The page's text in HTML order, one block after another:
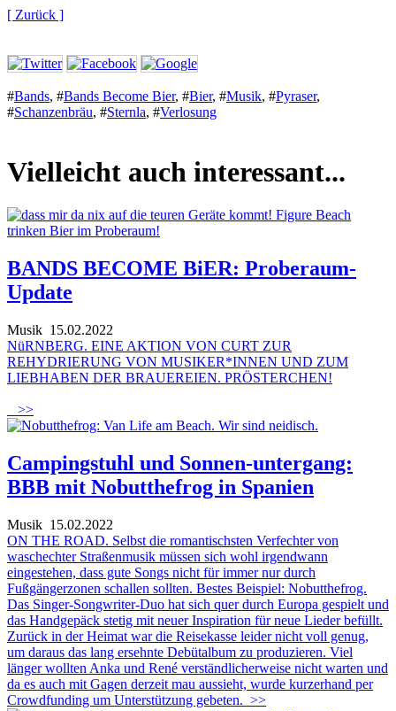
[ Zurück ]
#Bands, #Bands Become Bier, #Bier, #Musik, #Pyraser,
#Schanzenbräu, #Sternla, #Verlosung
Vielleicht auch interessant...
BANDS BECOME BiER: Proberaum-
Update
Musik 15.02.2022
NüRNBERG. EINE AKTION VON CURT ZUR
REHYDRIERUNG VON MUSIKER*INNEN UND ZUM
LIEBHABEN DER BRAUEREIEN. PRÖSTERCHEN!
>>
Campingstuhl und Sonnen-untergang:
BBB mit Nobutthefrog in Spanien
Musik 15.02.2022
ON THE ROAD. Selbst die romantischsten Verfechter von
waschechter Straßenmusik müssen sich wohl irgendwann
eingestehen, dass gute Songs nicht für immer nur durch
Fußgängerzonen schallen sollten. Bestes Beispiel: Nobutthefrog.
Das Singer-Songwriter-Duo hat sich quer durch Europa gespielt und
das Handgepäck stetig mit neuer Inspiration für neue Lieder befüllt.
Zurück in der Heimat war die Reisekasse leider nicht voll genug,
um daraus das lang ersehnte Debütalbum zu produzieren. Viel
länger wollten Anka und René verständlicherweise nicht warten und
da es auch mit Gagen derzeit mau aussieht, wurde kurzerhand per
Crowdfunding um Unterstützung gebeten. >>